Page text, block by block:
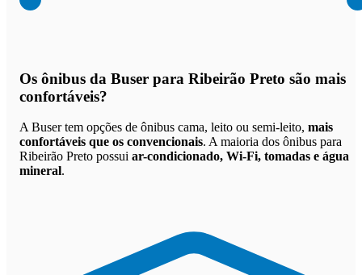
Os ônibus da Buser para Ribeirão Preto são mais
confortáveis?
A Buser tem opções de ônibus cama, leito ou semi-leito, mais
confortáveis que os convencionais. A maioria dos ônibus para
Ribeirão Preto possui ar-condicionado, Wi-Fi, tomadas e água
mineral.